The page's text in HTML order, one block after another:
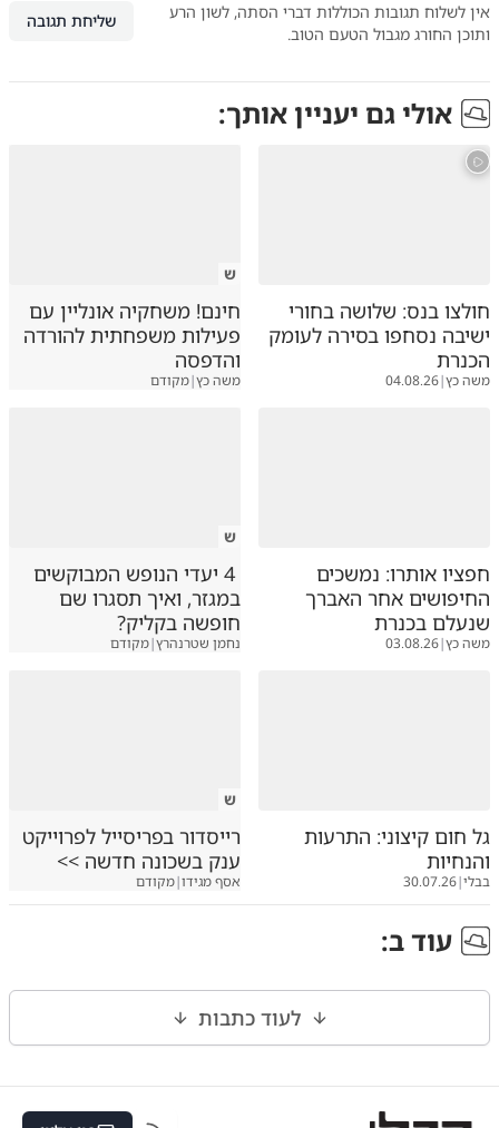
אין לשלוח תגובות הכוללות דברי הסתה, לשון הרע
ותוכן החורג מגבול הטעם הטוב.
שליחת תגובה
אולי גם יעניין אותך:
חולצו בנס: שלושה בחורי
ישיבה נסחפו בסירה לעומק
הכנרת
משה כץ|
04.08.26
ש
חינם! משחקיה אונליין עם
פעילות משפחתית להורדה
והדפסה
משה כץ|מקודם
חפציו אותרו: נמשכים
החיפושים אחר האברך
שנעלם בכנרת
משה כץ|
03.08.26
ש
4 יעדי הנופש המבוקשים
במגזר, ואיך תסגרו שם
חופשה בקליק?
נחמן שטרנהרץ|מקודם
גל חום קיצוני: התרעות
והנחיות
בבלי|
30.07.26
ש
רייסדור בפריסייל לפרוייקט
ענק בשכונה חדשה >>
אסף מגידו|מקודם
עוד ב:
לעוד כתבות